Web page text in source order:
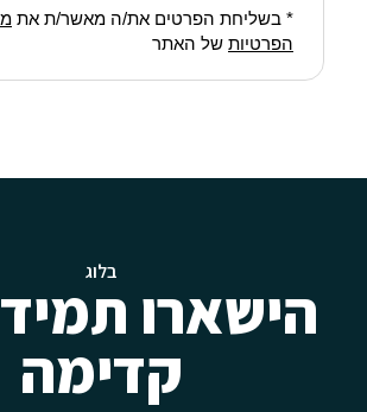
* בשליחת הפרטים את/ה מאשר/ת את
הפרטיות של האתר
בלוג
הישארו
קדימה